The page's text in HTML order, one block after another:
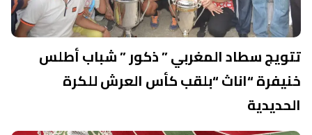
تتويج سطاد المغربي ” ذكور ” شباب أطلس
خنيفرة “اناث “بلقب كأس العرش للكرة
الحديدية